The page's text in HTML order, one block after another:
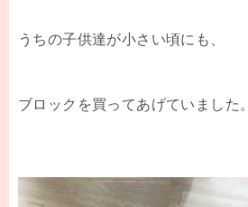
うちの子供達が小さい頃にも、
ブロックを買ってあげていました。